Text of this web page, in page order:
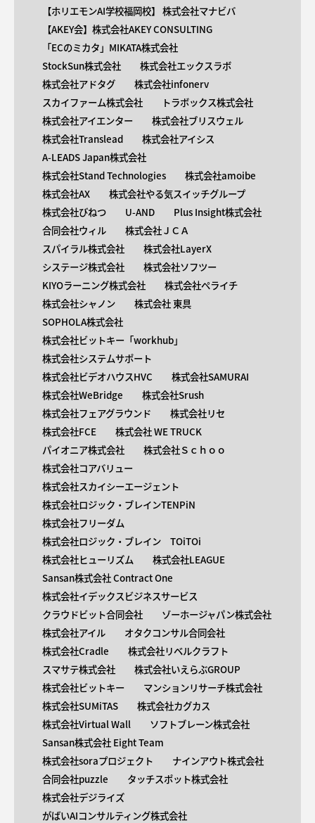
【ホリエモンAI学校福岡校】 株式会社マナビバ
【AKEY会】株式会社AKEY CONSULTING
「ECのミカタ」MIKATA株式会社
StockSun株式会社
株式会社エックスラボ
株式会社アドタグ
株式会社infonerv
スカイファーム株式会社
トラボックス株式会社
株式会社アイエンター
株式会社ブリスウェル
株式会社Translead
株式会社アイシス
A-LEADS Japan株式会社
株式会社Stand Technologies
株式会社amoibe
株式会社AX
株式会社やる気スイッチグループ
株式会社びねつ
U-AND
Plus Insight株式会社
合同会社ウィル
株式会社ＪＣＡ
スパイラル株式会社
株式会社LayerX
システージ株式会社
株式会社ソフツー
KIYOラーニング株式会社
株式会社ペライチ
株式会社シャノン
株式会社 東具
SOPHOLA株式会社
株式会社ビットキー「workhub」
株式会社システムサポート
株式会社ビデオハウスHVC
株式会社SAMURAI
株式会社WeBridge
株式会社Srush
株式会社フェアグラウンド
株式会社リセ
株式会社FCE
株式会社 WE TRUCK
パイオニア株式会社
株式会社Ｓｃｈｏｏ
株式会社コアバリュー
株式会社スカイシーエージェント
株式会社ロジック・ブレインTENPiN
株式会社フリーダム
株式会社ロジック・ブレイン TOiTOi
株式会社ヒューリズム
株式会社LEAGUE
Sansan株式会社 Contract One
株式会社イデックスビジネスサービス
クラウドビット合同会社
ゾーホージャパン株式会社
株式会社アイル
オタクコンサル合同会社
株式会社Cradle
株式会社リベルクラフト
スマサテ株式会社
株式会社いえらぶGROUP
株式会社ビットキー
マンションリサーチ株式会社
株式会社SUMiTAS
株式会社カグカス
株式会社Virtual Wall
ソフトブレーン株式会社
Sansan株式会社 Eight Team
株式会社soraプロジェクト
ナインアウト株式会社
合同会社puzzle
タッチスポット株式会社
株式会社デジライズ
がばいAIコンサルティング株式会社